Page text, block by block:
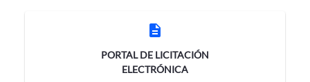
description
PORTAL DE LICITACIÓN
ELECTRÓNICA